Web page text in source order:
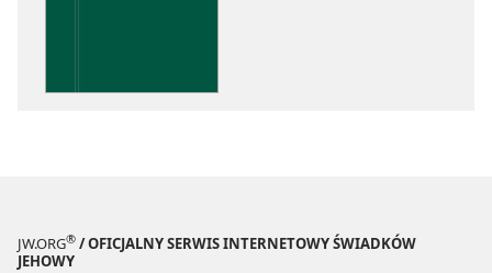
JW.ORG® / OFICJALNY SERWIS INTERNETOWY ŚWIADKÓW
JEHOWY